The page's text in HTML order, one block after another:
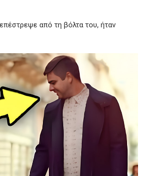
από τη βόλτα του, ήταν